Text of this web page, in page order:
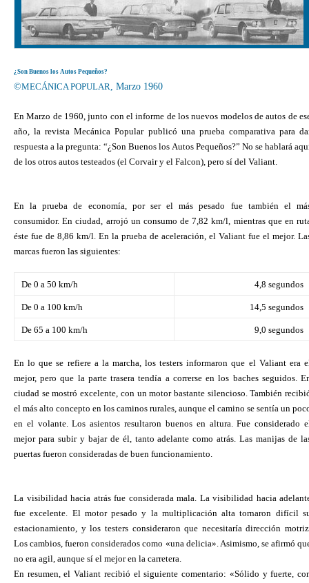
¿Son Buenos los Autos Pequeños?
©MECÁNICA POPULAR, Marzo 1960
En Marzo de 1960, junto con el informe de los nuevos modelos de autos de
año, la revista Mecánica Popular publicó una prueba comparativa para
respuesta a la pregunta: “¿Son Buenos los Autos Pequeños?” No se hablará
de los otros autos testeados (el Corvair y el Falcon), pero sí del Valiant.
En la prueba de economía, por ser el más pesado fue también el
consumidor. En ciudad, arrojó un consumo de 7,82 km/l, mientras que en
éste fue de 8,86 km/l. En la prueba de aceleración, el Valiant fue el mejor.
marcas fueron las siguientes:
De 0 a 50 km/h 4,8 segundos
De 0 a 100 km/h 14,5 segundos
De 65 a 100 km/h 9,0 segundos
En lo que se refiere a la marcha, los testers informaron que el Valiant era
mejor, pero que la parte trasera tendía a correrse en los baches seguidos.
ciudad se mostró excelente, con un motor bastante silencioso. También
el más alto concepto en los caminos rurales, aunque el camino se sentía un
en el volante. Los asientos resultaron buenos en altura. Fue considerado
mejor para subir y bajar de él, tanto adelante como atrás. Las manijas de
puertas fueron consideradas de buen funcionamiento.
La visibilidad hacia atrás fue considerada mala. La visibilidad hacia
fue excelente. El motor pesado y la multiplicación alta tornaron difícil
estacionamiento, y los testers consideraron que necesitaría dirección
Los cambios, fueron considerados como «una delicia». Asimismo, se afirmó
no era agil, aunque sí el mejor en la carretera.
En resumen, el Valiant recibió el siguiente comentario: «Sólido y fuerte,